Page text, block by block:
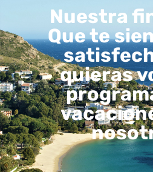
Nuestra
Que te
quieras